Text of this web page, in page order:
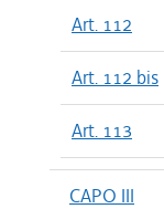
Art. 112
Art. 112 bis
Art. 113
CAPO III